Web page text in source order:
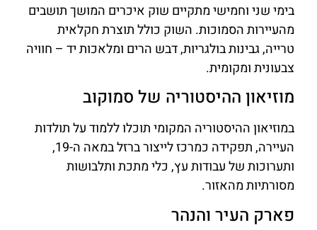
בימי שני וחמישי מתקיים שוק איכרים המושך תושבים
מהעיירות הסמוכות. השוק כולל תוצרת חקלאית
טרייה, גבינות בולגריות, דבש הרים ומלאכות יד – חוויה
צבעונית ומקומית.
מוזיאון ההיסטוריה של סמוקוב
במוזיאון ההיסטוריה המקומי תוכלו ללמוד על תולדות
העיירה, תפקידה כמרכז לייצור ברזל במאה ה-19,
ותערוכות של עבודות עץ, כלי מתכת ותלבושות
מסורתיות מהאזור.
פארק העיר והנהר